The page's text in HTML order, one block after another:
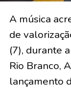
A música
de
(7), durante
Rio Branco,
lançamento